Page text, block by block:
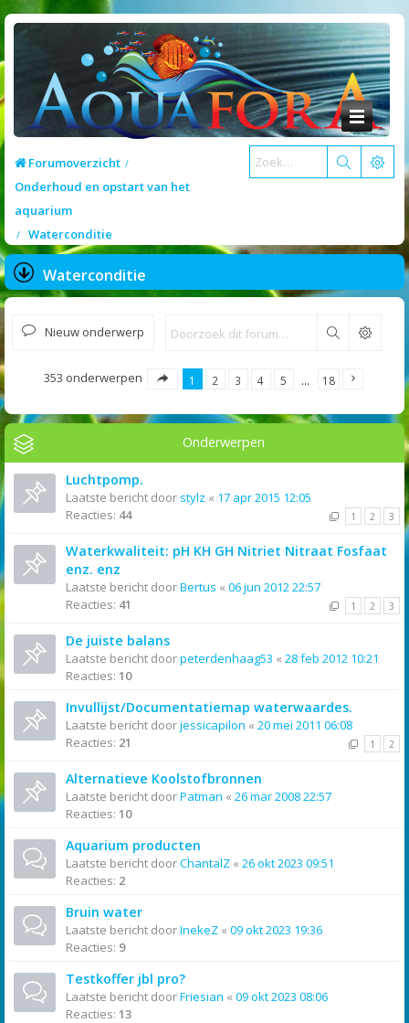
Forumoverzicht
Onderhoud en opstart van het
aquarium
Waterconditie
Waterconditie
Nieuw onderwerp Zoek
353 onderwerpen 1 2 3 4 5 … 18
Onderwerpen
Luchtpomp.
Laatste bericht door stylz « 17 apr 2015 12:05
Reacties: 44 1 2 3
Waterkwaliteit: pH KH GH Nitriet Nitraat Fosfaat
enz. enz
Laatste bericht doorBertus « 06 jun 2012 22:57
Reacties: 41 1 2 3
De juiste balans
Laatste bericht doorpeterdenhaag53 « 28 feb 2012 10:21
Reacties: 10
Invullijst/Documentatiemap waterwaardes.
Laatste bericht doorjessicapilon « 20 mei 2011 06:08
Reacties: 21 1 2
Alternatieve Koolstofbronnen
Laatste bericht doorPatman « 26 mar 2008 22:57
Reacties: 10
Aquarium producten
Laatste bericht doorChantalZ « 26 okt 2023 09:51
Reacties: 2
Bruin water
Laatste bericht doorInekeZ « 09 okt 2023 19:36
Reacties: 9
Testkoffer jbl pro?
Laatste bericht doorFriesian « 09 okt 2023 08:06
Reacties: 13